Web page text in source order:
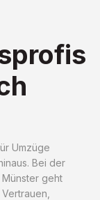
Umzüge
Bei der
geht